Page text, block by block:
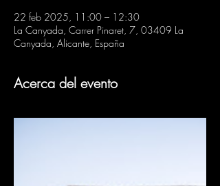
22 feb 2025, 11:00 – 12:30
La Canyada, Carrer Pinaret, 7, 03409 La
Canyada, Alicante, España
Acerca del evento